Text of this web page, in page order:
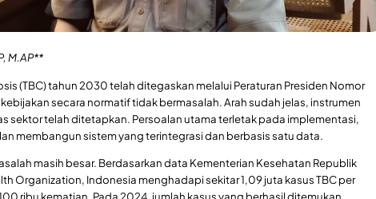
M.AP**
(TBC) tahun 2030 telah ditegaskan melalui Peraturan Presiden Nomor
kebijakan secara normatif tidak bermasalah. Arah sudah jelas, instrumen
sektor telah ditetapkan. Persoalan utama terletak pada implementasi,
membangun sistem yang terintegrasi dan berbasis satu data.
masih besar. Berdasarkan data Kementerian Kesehatan Republik
Organization, Indonesia menghadapi sekitar 1,09 juta kasus TBC per
ribu kematian. Pada 2024, jumlah kasus yang berhasil ditemukan